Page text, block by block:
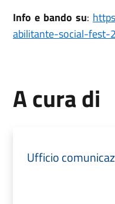
Info e bando su:
abilitante-social-fest-
A cura di
Ufficio